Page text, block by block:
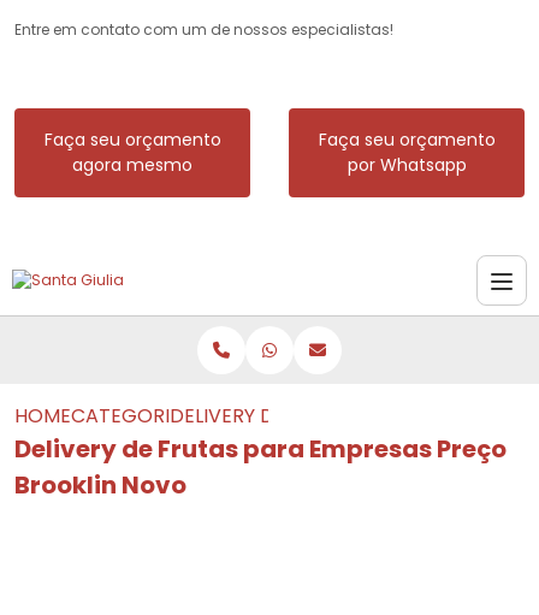
Entre em contato com um de nossos especialistas!
Faça seu orçamento
agora mesmo
Faça seu orçamento
por Whatsapp
HOMECATEGORIASDELIVERY DE FRUTAS PARA EMPRESAS
Delivery de Frutas para Empresas Preço
Brooklin Novo